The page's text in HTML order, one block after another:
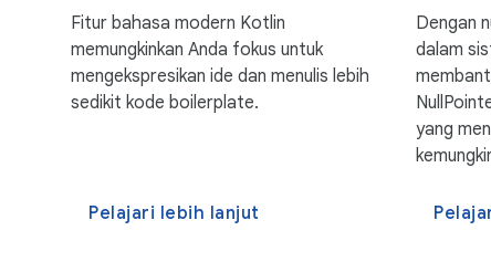
Fitur bahasa modern Kotlin
memungkinkan Anda fokus untuk
mengekspresikan ide dan menulis lebih
sedikit kode boilerplate.
Pelajari lebih lanjut
Dengan
dalam
yang